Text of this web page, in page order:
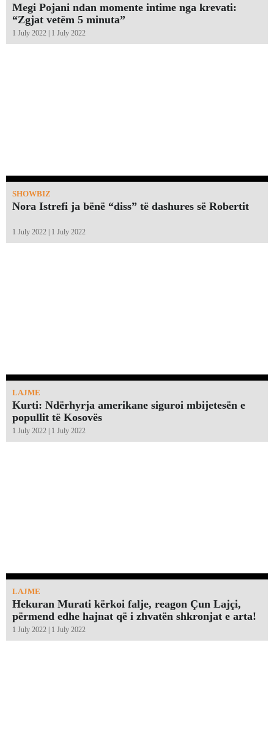
Megi Pojani ndan momente intime nga krevati:
“Zgjat vetëm 5 minuta”￼
1 July 2022 | 1 July 2022
SHOWBIZ
Nora Istrefi ja bënë “diss” të dashures së Robertit
1 July 2022 | 1 July 2022
LAJME
Kurti: Ndërhyrja amerikane siguroi mbijetesën e
popullit të Kosovës
1 July 2022 | 1 July 2022
LAJME
Hekuran Murati kërkoi falje, reagon Çun Lajçi,
përmend edhe hajnat që i zhvatën shkronjat e arta!￼
1 July 2022 | 1 July 2022